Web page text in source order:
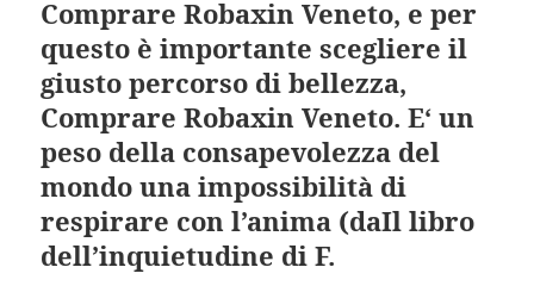
Comprare Robaxin Veneto, e per
questo è importante scegliere il
giusto percorso di bellezza,
Comprare Robaxin Veneto. E‘ un
peso della consapevolezza del
mondo una impossibilità di
respirare con l’anima (daIl libro
dell’inquietudine di F.